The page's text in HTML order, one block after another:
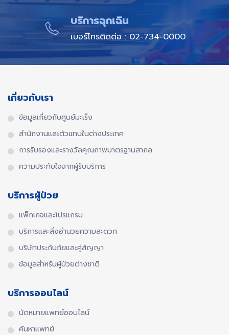
บริการฉุกเฉิน​
เบอร์โทรติดต่อ : 02-734-0000
เกี่ยวกับเรา
ข้อมูลเกี่ยวกับศูนย์มะเร็ง
สำนักงานและตัวแทนในต่างประเทศ​
การรับรองและรางวัลคุณภาพมาตรฐานสากล​
ความประทับใจจากผู้รับบริการ
บริการผู้ป่วย
แพ็กเกจและโปรแกรม
บริการและสิ่งอำนวยความสะดวก
บริษัทประกันภัยและคู่สัญญา
ข้อมูลสำหรับผู้ป่วยต่างชาติ
บริการออนไลน์
นัดหมายแพทย์ออนไลน์
ค้นหาแพทย์